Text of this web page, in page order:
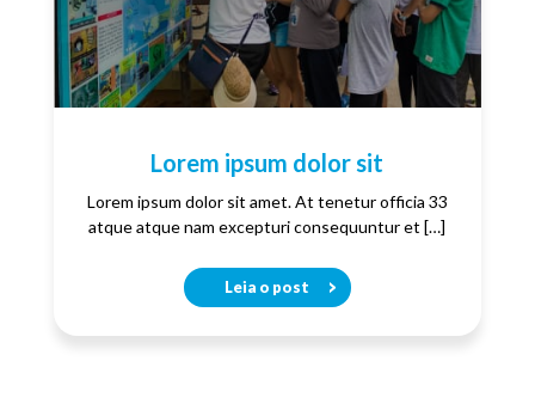
Lorem ipsum dolor sit
Lorem ipsum dolor sit amet. At tenetur officia 33
atque atque nam excepturi consequuntur et […]
Leia o post